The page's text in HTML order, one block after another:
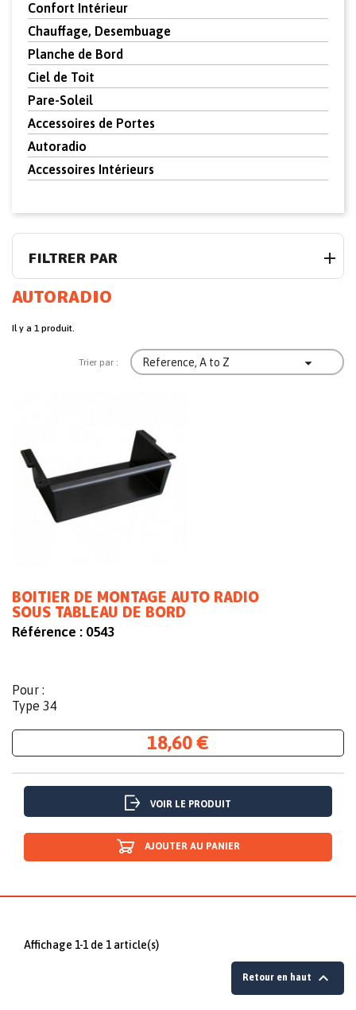
Confort Intérieur
Chauffage, Desembuage
Planche de Bord
Ciel de Toit
Pare-Soleil
Accessoires de Portes
Autoradio
Accessoires Intérieurs
FILTRER PAR
AUTORADIO
Il y a 1 produit.
Trier par : Reference, A to Z 
BOITIER DE MONTAGE AUTO RADIO
SOUS TABLEAU DE BORD
Référence : 0543
Pour :
Type 34
18,60 €
VOIR LE PRODUIT
AJOUTER AU PANIER
Affichage 1-1 de 1 article(s)
Retour en haut 